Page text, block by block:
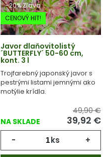
-20% Zľava
CENOVÝ HIT!
Javor dlaňovitolistý
´BUTTERFLY´ 50-60 cm,
kont. 3 l
Trojfarebný japonský javor s
pestrými listami jemnými ako
motýlie krídla.
NA SKLADE
49,90 €
39,92 €
- ks +